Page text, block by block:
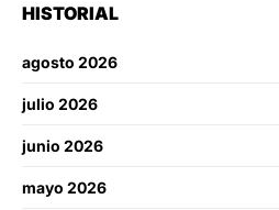
HISTORIAL
agosto 2026
julio 2026
junio 2026
mayo 2026